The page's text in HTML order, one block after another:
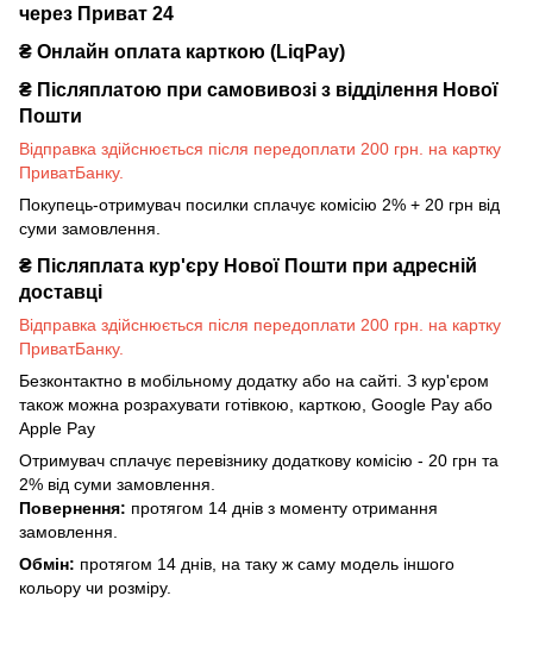
через Приват 24
₴ Онлайн оплата карткою (LiqPay)
₴ Післяплатою при самовивозі з відділення Нової
Пошти
Відправка здійснюється після передоплати 200 грн. на картку
ПриватБанку.
Покупець-отримувач посилки сплачує комісію 2% + 20 грн від
суми замовлення.
₴ Післяплата кур'єру Нової Пошти при адресній
доставці
Відправка здійснюється після передоплати 200 грн. на картку
ПриватБанку.
Безконтактно в мобільному додатку або на сайті. З кур'єром
також можна розрахувати готівкою, карткою, Google Pay або
Apple Pay
Отримувач сплачує перевізнику додаткову комісію - 20 грн та
2% від суми замовлення.
Повернення: протягом 14 днів з моменту отримання
замовлення.
Обмін: протягом 14 днів, на таку ж саму модель іншого
кольору чи розміру.